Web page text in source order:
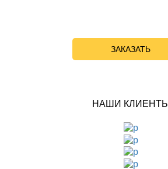
ЗАКАЗАТЬ
НАШИ КЛИЕНТЫ